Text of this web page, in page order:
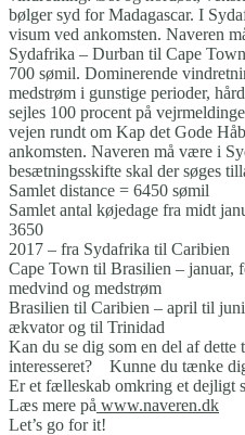
bølger syd for Madagascar. I
visum ved ankomsten. Naveren
Sydafrika – Durban til Cape
700 sømil. Dominerende
medstrøm i gunstige perioder,
sejles 100 procent på
vejen rundt om Kap det Gode
ankomsten. Naveren må være i
besætningsskifte skal der søges
Samlet distance = 6450 sømil
Samlet antal køjedage fra midt
3650
2017 – fra Sydafrika til Caribien
Cape Town til Brasilien – januar,
medvind og medstrøm
Brasilien til Caribien – april til
ækvator og til Trinidad
Kan du se dig som en del af
interesseret? Kunne du tænke
Er et fælleskab omkring et dejligt
Læs mere på www.naveren.dk
Let’s go for it!